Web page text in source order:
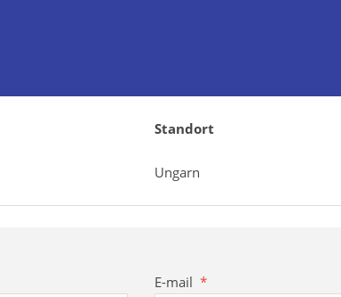
Standort
Ungarn
E-mail *